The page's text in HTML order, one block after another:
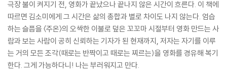
어떤 것을 사랑한다면 우리는 기꺼이 변방으로 향할 수 있다. 그리고 그곳
이 실은 중심임을 알아차린다.
--- pp.54-55
영화를 보는 일은 엔딩크레디트에 익숙해지는 일이기도 하다. 주연은 아니
상인 상대까지도 포괄한다. 2020년 세상을 떠난 고故 송재호 배우의 부고
기사를 쓸 때는 송재호 배우의 필모그래피를 들여다보고 봉준호 감독 등
그와 작업했던 이들이 남긴 메시지를 살피면서 글을 완성한다. 저자에게
기사를 쓰는 것은 곧 타인의 목소리를 경청하는 일이다.
극장 불이 켜지기 전, 영화가 끝났으나 끝나지 않은 시간이 흐른다. 이 책에
따르면 김소미에게 그 시간은 삶의 총합과 별로 차이도 나지 않는다. 엄습
하는 슬픔을 〈주온〉의 오싹한 이불로 덮은 꼬꼬마 시절부터 영화 만드는 사
람과 보는 사람이 공히 신뢰하는 기자가 된 현재까지, 저자는 자기를 이루
는 거의 모든 조각(때로는 반짝이고 때로는 찌르는)을 영화를 경유해 복기
한다. 그게 가능하다니! 나는 부러워지고 만다.